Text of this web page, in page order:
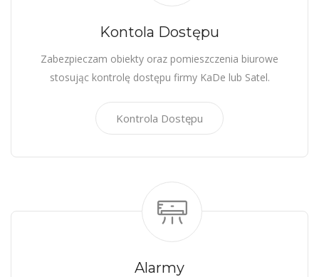
Kontola Dostępu
Zabezpieczam obiekty oraz pomieszczenia biurowe
stosując kontrolę dostępu firmy KaDe lub Satel.
Kontrola Dostępu
Alarmy